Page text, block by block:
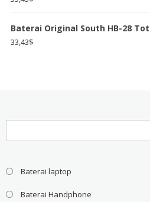
Baterai Original South HB-28
33,43$
Baterai laptop
Baterai Handphone